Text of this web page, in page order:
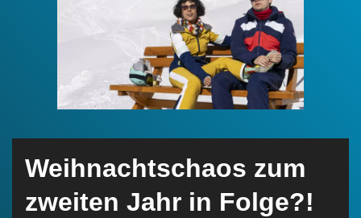
Weihnachtschaos zum
zweiten Jahr in Folge?!